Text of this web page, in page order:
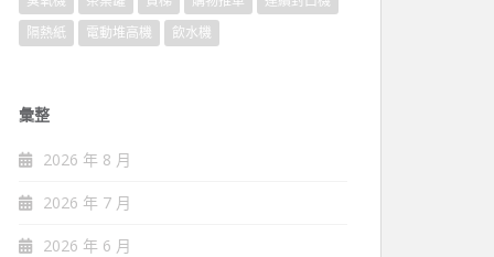
隔熱紙
電動堆高機 飲水機
彙整
2026 年 8 月
2026 年 7 月
2026 年 6 月